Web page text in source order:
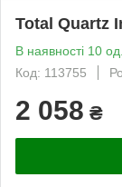
Total Quartz
В наявності 10 од.
Код: 113755
2 058 ₴